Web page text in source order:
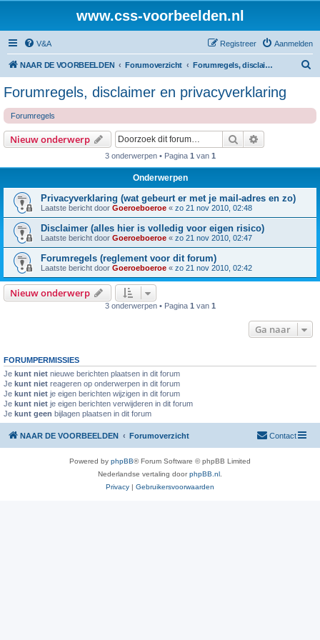
www.css-voorbeelden.nl
V&A Aanmelden
Registreer
NAAR DE VOORBEELDEN Forumoverzicht Forumregels, disclaimer en privacyverklaring
Forumregels, disclaimer en privacyverklaring
Forumregels
Nieuw onderwerp Zoek
3 onderwerpen • Pagina 1 van 1
Onderwerpen
Privacyverklaring (wat gebeurt er met je mail-adres en zo)
Laatste bericht door Goeroeboeroe « zo 21 nov 2010, 02:48
Disclaimer (alles hier is volledig voor eigen risico)
Laatste bericht door Goeroeboeroe « zo 21 nov 2010, 02:47
Forumregels (reglement voor dit forum)
Laatste bericht door Goeroeboeroe « zo 21 nov 2010, 02:42
Nieuw onderwerp
3 onderwerpen • Pagina 1 van 1
Ga naar
FORUMPERMISSIES
Je kunt niet nieuwe berichten plaatsen in dit forum
Je kunt niet reageren op onderwerpen in dit forum
Je kunt niet je eigen berichten wijzigen in dit forum
Je kunt niet je eigen berichten verwijderen in dit forum
Je kunt geen bijlagen plaatsen in dit forum
NAAR DE VOORBEELDEN Forumoverzicht Contact
Powered by phpBB® Forum Software © phpBB Limited
Nederlandse vertaling doorphpBB.nl
Privacy | Gebruikersvoorwaarden